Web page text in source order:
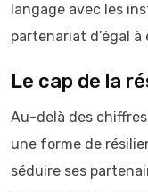
langage avec les
partenariat d’égal à
Le cap de la
Au-delà des
une forme de
séduire ses